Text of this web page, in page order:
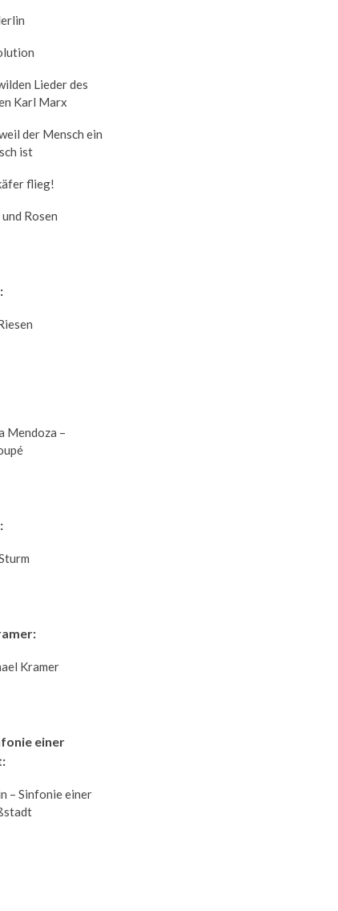
Lieder des
Karl Marx
der Mensch ein
ist
flieg!
Rosen
Mendoza –
Kramer
einer
– Sinfonie einer